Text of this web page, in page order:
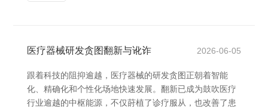
医疗器械研发贪图翻新与讹诈 2026-06-05
跟着科技的阻抑逾越，医疗器械的研发贪图正朝着智能
化、精确化和个性化场地快速发展。翻新已成为鼓吹医疗
行业逾越的中枢能源，不仅莳植了诊疗服从，也改善了患